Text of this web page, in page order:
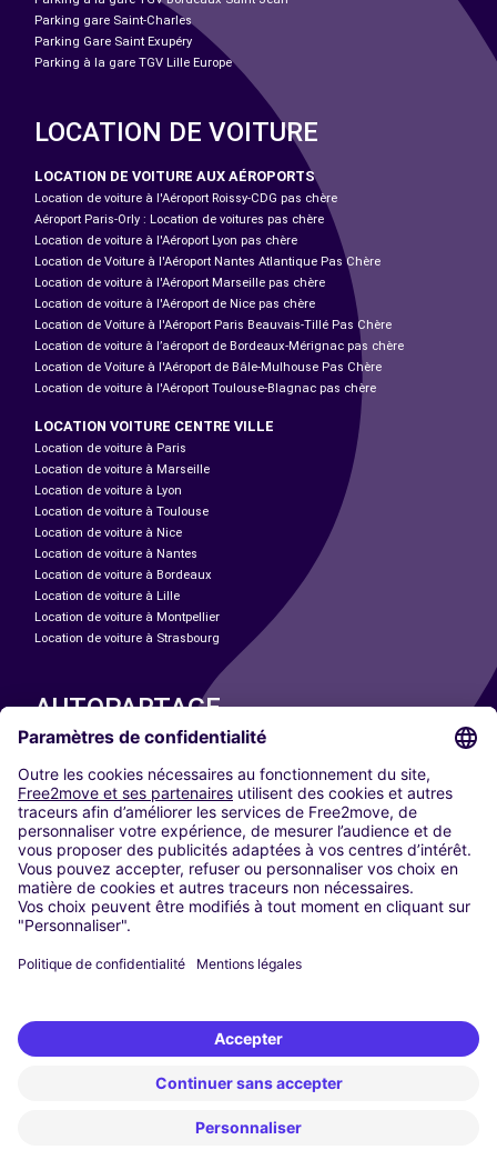
Parking gare Saint-Charles
Parking Gare Saint Exupéry
Parking à la gare TGV Lille Europe
LOCATION DE VOITURE
LOCATION DE VOITURE AUX AÉROPORTS
Location de voiture à l'Aéroport Roissy-CDG pas chère
Aéroport Paris-Orly : Location de voitures pas chère
Location de voiture à l'Aéroport Lyon pas chère
Location de Voiture à l'Aéroport Nantes Atlantique Pas Chère
Location de voiture à l'Aéroport Marseille pas chère
Location de voiture à l'Aéroport de Nice pas chère
Location de Voiture à l'Aéroport Paris Beauvais-Tillé Pas Chère
Location de voiture à l’aéroport de Bordeaux-Mérignac pas chère
Location de Voiture à l'Aéroport de Bâle-Mulhouse Pas Chère
Location de voiture à l'Aéroport Toulouse-Blagnac pas chère
LOCATION VOITURE CENTRE VILLE
Location de voiture à Paris
Location de voiture à Marseille
Location de voiture à Lyon
Location de voiture à Toulouse
Location de voiture à Nice
Location de voiture à Nantes
Location de voiture à Bordeaux
Location de voiture à Lille
Location de voiture à Montpellier
Location de voiture à Strasbourg
AUTOPARTAGE
Paris
Madrid
Washington DC
Milan
Rome
Turin
Vienne
Berlin
Düsseldorf